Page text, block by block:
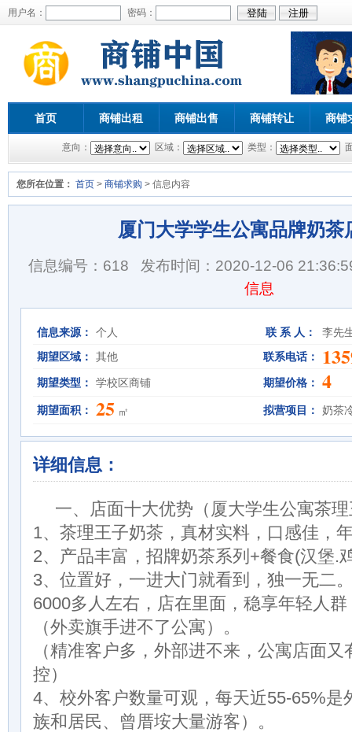
用户名： 密码：
首页 商铺出租 商铺出售 商铺转让 商铺
意向： 区域： 类型：
您所在位置： 首页 > 商铺求购 > 信息内容
厦门大学学生公寓品牌奶茶
信息编号：618
发布时间：2020-12-06
信息
信息来源： 个人 联 系 人：
李先
期望区域：
其他 联系电话：
期望类型： 学校区商铺 期望价格： 4
期望面积： 25 ㎡ 拟营项目： 奶茶
详细信息：
一、店面十大优势（厦大学生公寓茶
1、茶理王子奶茶，真材实料，口感佳，
2、产品丰富，招牌奶茶系列+餐食(汉堡.
3、位置好，一进大门就看到，独一无二
6000多人左右，店在里面，稳享年轻人
（外卖旗手进不了公寓）。
（精准客户多，外部进不来，公寓店面
控）
4、校外客户数量可观，每天近55-65%是
族和居民、曾厝垵大量游客）。